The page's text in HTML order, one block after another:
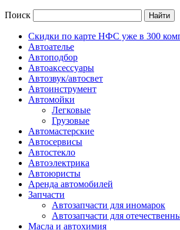
Поиск
Скидки по карте НФС уже в 300
Автоателье
Автоподбор
Автоаксессуары
Автозвук/автосвет
Автоинструмент
Автомойки
Легковые
Грузовые
Автомастерские
Автосервисы
Автостекло
Автоэлектрика
Автоюристы
Аренда автомобилей
Запчасти
Автозапчасти для иномарок
Автозапчасти для
Масла и автохимия